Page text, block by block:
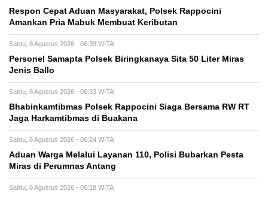
Respon Cepat Aduan Masyarakat, Polsek Rappocini
Amankan Pria Mabuk Membuat Keributan
Sabtu, 8 Agustus 2026 - 06:39 WITA
Personel Samapta Polsek Biringkanaya Sita 50 Liter Miras
Jenis Ballo
Sabtu, 8 Agustus 2026 - 06:33 WITA
Bhabinkamtibmas Polsek Rappocini Siaga Bersama RW RT
Jaga Harkamtibmas di Buakana
Sabtu, 8 Agustus 2026 - 06:24 WITA
Aduan Warga Melalui Layanan 110, Polisi Bubarkan Pesta
Miras di Perumnas Antang
Sabtu, 8 Agustus 2026 - 06:18 WITA